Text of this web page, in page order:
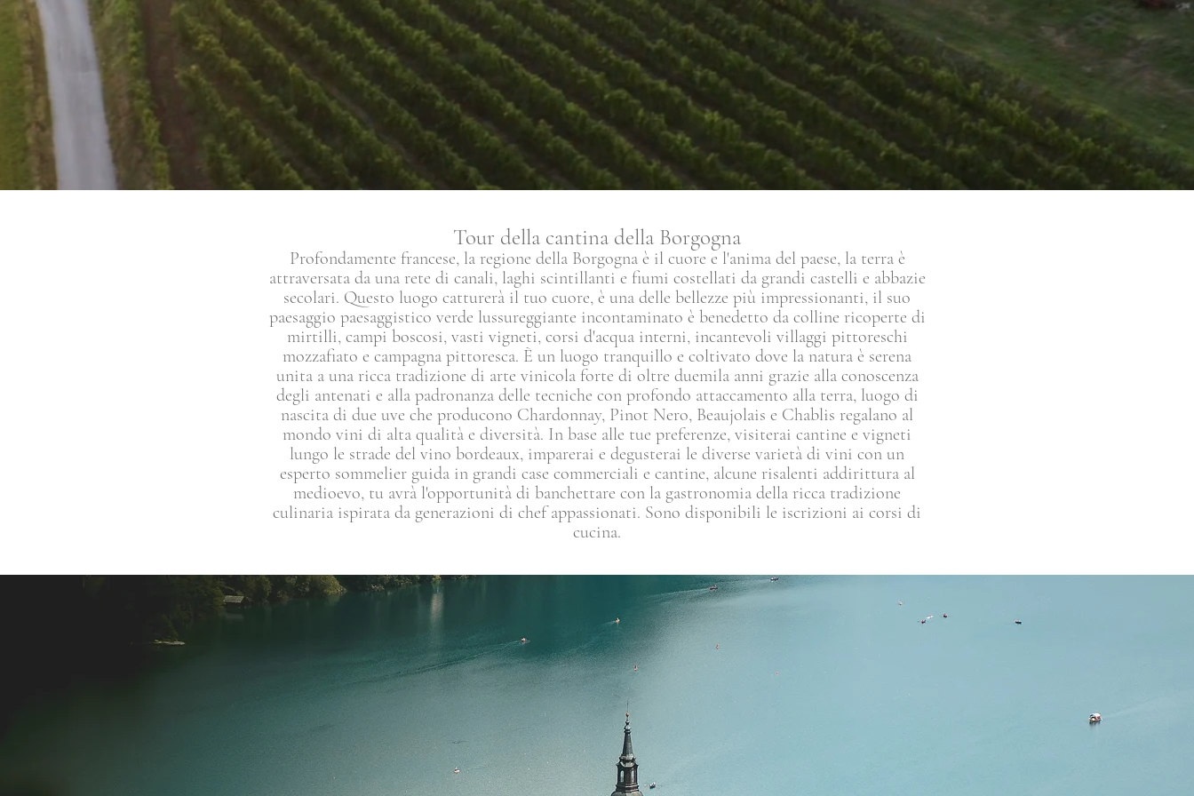
Tour della cantina della Borgogna
Profondamente francese, la regione della Borgogna è il cuore e l'anima del paese, la terra è
attraversata da una rete di canali, laghi scintillanti e fiumi costellati da grandi castelli e abbazie
secolari. Questo luogo catturerà il tuo cuore, è una delle bellezze più impressionanti, il suo
paesaggio paesaggistico verde lussureggiante incontaminato è benedetto da colline ricoperte di
mirtilli, campi boscosi, vasti vigneti, corsi d'acqua interni, incantevoli villaggi pittoreschi
mozzafiato e campagna pittoresca. È un luogo tranquillo e coltivato dove la natura è serena
unita a una ricca tradizione di arte vinicola forte di oltre duemila anni grazie alla conoscenza
degli antenati e alla padronanza delle tecniche con profondo attaccamento alla terra, luogo di
nascita di due uve che producono Chardonnay, Pinot Nero, Beaujolais e Chablis regalano al
mondo vini di alta qualità e diversità. In base alle tue preferenze, visiterai cantine e vigneti
lungo le strade del vino bordeaux, imparerai e degusterai le diverse varietà di vini con un
esperto sommelier guida in grandi case commerciali e cantine, alcune risalenti addirittura al
medioevo, tu avrà l'opportunità di banchettare con la gastronomia della ricca tradizione
culinaria ispirata da generazioni di chef appassionati. Sono disponibili le iscrizioni ai corsi di
cucina.